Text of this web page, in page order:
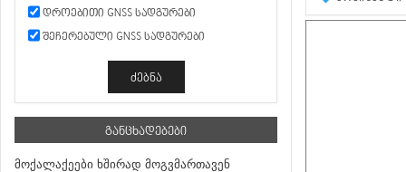
ᲓᲠᲝᲔᲑᲘᲗᲘ GNSS ᲡᲐᲓᲒᲣᲠᲔᲑᲘ
ᲨᲔᲩᲔᲠᲔᲑᲣᲚᲘ GNSS ᲡᲐᲓᲒᲣᲠᲔᲑᲘ
ᲒᲐᲜᲪᲮᲐᲓᲔᲑᲔᲑᲘ
მოქალაქეები ხშირად მოგვმართავენ